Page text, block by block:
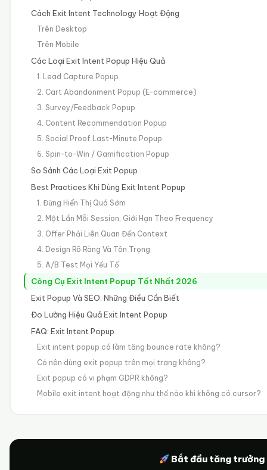
Cách Exit Intent Technology Hoạt Động
Trên Desktop
Trên Mobile
Các Loại Exit Intent Popup Hiệu Quả
1. Lead Capture Popup
2. Cart Abandonment Popup (E-commerce)
3. Survey/Feedback Popup
4. Content Recommendation Popup
5. Social Proof Last-Minute Popup
6. Spin-to-Win / Gamification Popup
So Sánh Các Loại Exit Popup
Best Practices Khi Dùng Exit Intent Popup
1. Đừng Hiển Thị Quá Sớm
2. Một Lần Mỗi Session, Giới Hạn Theo Frequency
3. Offer Phải Liên Quan Đến Context
4. Design Rõ Ràng Và Tôn Trọng
5. A/B Test Mọi Yếu Tố
Công Cụ Exit Intent Popup Tốt Nhất 2026
Exit Popup Và SEO: Những Điều Cần Biết
Đo Lường Hiệu Quả Exit Intent Popup
FAQ: Exit Intent Popup
Exit intent popup có làm tăng bounce rate không?
Có nên dùng exit popup trên mọi trang không?
Exit popup có vi phạm GDPR không?
Mobile exit intent hoạt động như thế nào khi không có cursor?
Bắt đầu tăng trưởng